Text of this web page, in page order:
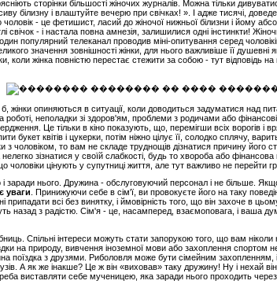
сторінки більшості жіночих журналів. Можна тільки
білизну і влаштуйте вечерю при свічках! ». І адже тисячі,
- це фетишист, ласий до жіночої нижньої білизни і йому
свічок - і настала повна амнезія, залишилися одні інстинкти!
популярний телеканал проводив міні-опитування серед
значення зовнішності жінки, для нього важливіше її
коли жінка повністю перестає стежити за собою - тут відповідь
жінки опиняються в ситуації, коли доводиться задуматися над
неполадки зі здоров'ям, проблеми з родичами або
Це тільки в кіно показують, що, перемігши всіх ворогів і
букет квітів і цукерки, потім ніжно цілує її, солодко сплячу,
з чоловіком, то вам не складе труднощів дізнатися причину його
зізнатися у своїй слабкості, будь то хвороба або
чоловіки цінують у супутниці життя, але тут важливо не перейти
і заради нього. Дружина - обслуговуючий персонал і не більше.
уваги . Принижуючи себе в сім'ї, ви провокуєте його на таку
припадати всі без винятку, і ймовірність того, що він захоче в
назад з радістю. Сім'я - це, насамперед, взаємоповага, і ваша
Спільні інтереси можуть стати запорукою того, що вам
на природу, вивчення іноземної мови або захоплення спортом
поїздка з друзями. Риболовля може бути сімейним
А як же інакше? Це ж він «виховав» таку дружину! Ну і нехай
виставляти себе мученицею, яка заради нього проходить